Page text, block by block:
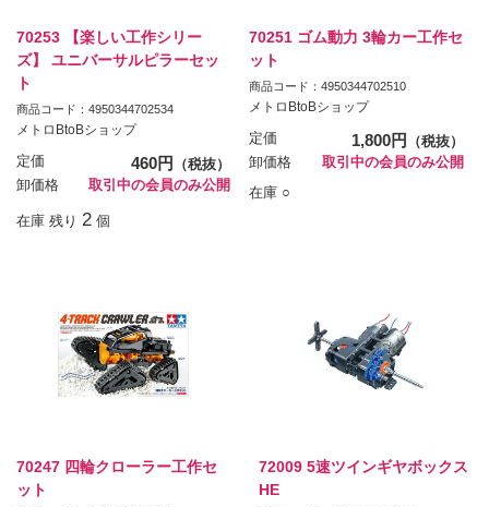
70253 【楽しい工作シリー
ズ】 ユニバーサルピラーセッ
ト
商品コード：4950344702534
メトロBtoBショップ
定価 460円
（税抜）
卸価格
取引中の会員のみ公開
在庫 残り 2 個
70251 ゴム動力 3輪カー工作セ
ット
商品コード：4950344702510
メトロBtoBショップ
定価 1,800円
（税抜）
卸価格
取引中の会員のみ公開
在庫 ○
70247 四輪クローラー工作セ
ット
72009 5速ツインギヤボックス
HE